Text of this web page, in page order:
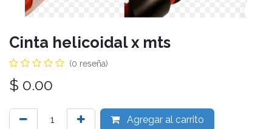
Cinta helicoidal x mts
(0 reseña)
$ 0.00
Agregar al carrito